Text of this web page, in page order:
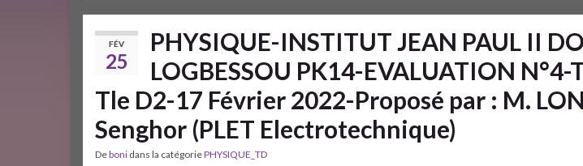
FÉV
25
PHYSIQUE-INSTITUT JEAN PAUL II
LOGBESSOU PK14-EVALUATION N°4-
Tle D2-17 Février 2022-Proposé par : M.
Senghor (PLET Electrotechnique)
Deboni dans la catégoriePHYSIQUE_TD